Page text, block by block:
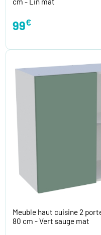
99€
Meuble haut cuisine 2
80 cm - Vert sauge mat